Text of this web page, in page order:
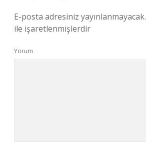
E-posta adresiniz yayınlanmayacak.
ile işaretlenmişlerdir
Yorum